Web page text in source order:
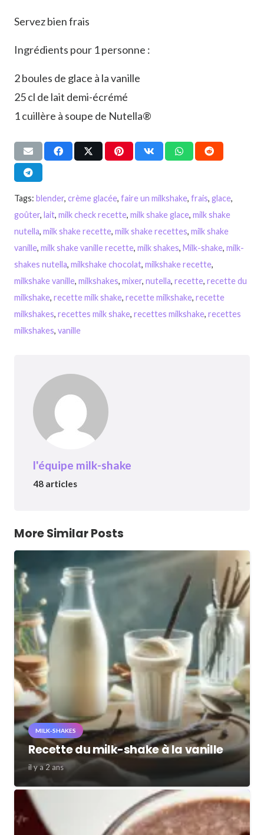
Servez bien frais
Ingrédients pour 1 personne :
2 boules de glace à la vanille
25 cl de lait demi-écrémé
1 cuillère à soupe de Nutella®
Tags: blender, crème glacée, faire un milkshake, frais, glace,
goûter, lait, milk check recette, milk shake glace, milk shake
nutella, milk shake recette, milk shake recettes, milk shake
vanille, milk shake vanille recette, milk shakes, Milk-shake, milk-
shakes nutella, milkshake chocolat, milkshake recette,
milkshake vanille, milkshakes, mixer, nutella, recette, recette du
milkshake, recette milk shake, recette milkshake, recette
milkshakes, recettes milk shake, recettes milkshake, recettes
milkshakes, vanille
l'équipe milk-shake
48 articles
More Similar Posts
MILK-SHAKES
Recette du milk-shake à la vanille
il y a 2 ans